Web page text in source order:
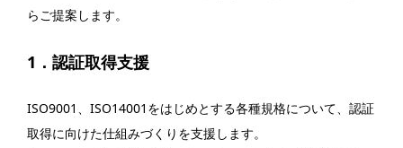
らご提案します。
1．認証取得支援
ISO9001、ISO14001をはじめとする各種規格について、認証
取得に向けた仕組みづくりを支援します。